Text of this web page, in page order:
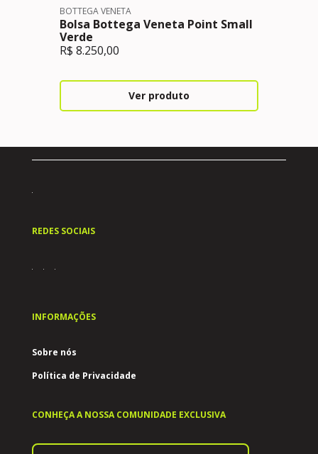
BOTTEGA VENETA
Bolsa Bottega Veneta Point Small
Verde
R$ 8.250,00
Ver produto
REDES SOCIAIS
INFORMAÇÕES
Sobre nós
Política de Privacidade
CONHEÇA A NOSSA COMUNIDADE EXCLUSIVA